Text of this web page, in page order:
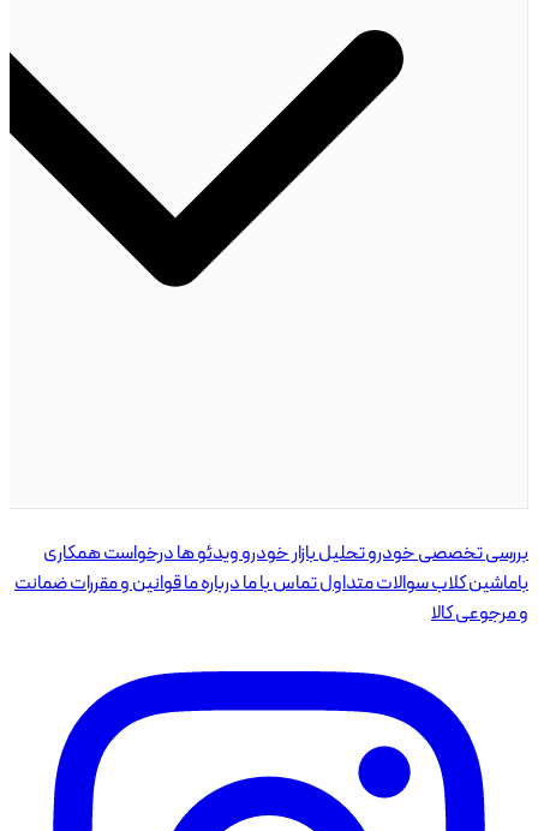
بررسی تخصصی خودروتحلیل بازار خودروویدئو هادرخواست همکاری
باماشین کلابسوالات متداولتماس با مادرباره ماقوانین و مقرراتضمانت
و مرجوعی کالا